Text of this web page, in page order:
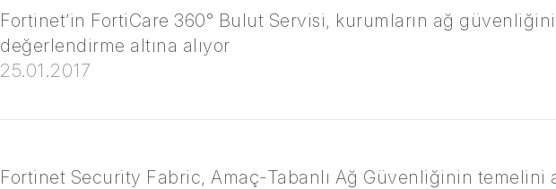
Fortinet’in FortiCare 360° Bulut Servisi, kurumların ağ
değerlendirme altına alıyor
25.01.2017
Fortinet Security Fabric, Amaç-Tabanlı Ağ Güvenliğinin temelini